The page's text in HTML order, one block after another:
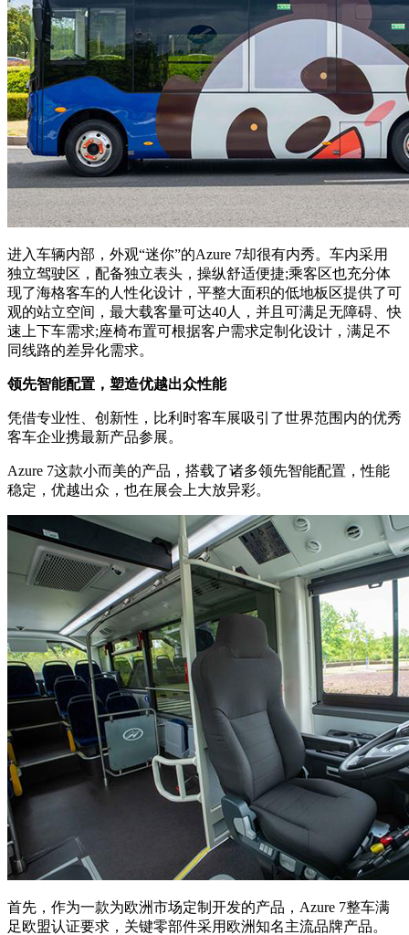
进入车辆内部，外观“迷你”的Azure 7却很有内秀。车内采用
独立驾驶区，配备独立表头，操纵舒适便捷;乘客区也充分体
现了海格客车的人性化设计，平整大面积的低地板区提供了可
观的站立空间，最大载客量可达40人，并且可满足无障碍、快
速上下车需求;座椅布置可根据客户需求定制化设计，满足不
同线路的差异化需求。
领先智能配置，塑造优越出众性能
凭借专业性、创新性，比利时客车展吸引了世界范围内的优秀
客车企业携最新产品参展。
Azure 7这款小而美的产品，搭载了诸多领先智能配置，性能
稳定，优越出众，也在展会上大放异彩。
首先，作为一款为欧洲市场定制开发的产品，Azure 7整车满
足欧盟认证要求，关键零部件采用欧洲知名主流品牌产品。